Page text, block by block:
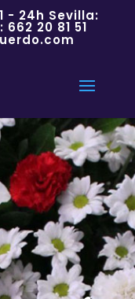
- 24h Sevilla:
662 20 81 51